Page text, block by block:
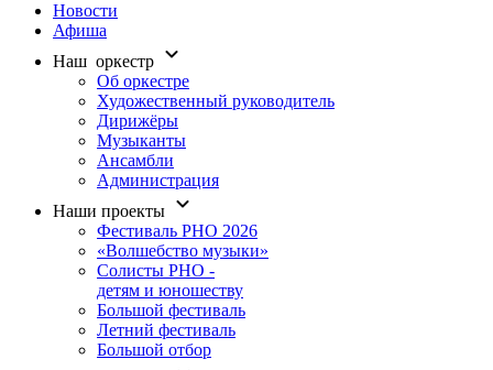
Новости
Афиша
Наш оркестр
Об оркестре
Художественный руководитель
Дирижёры
Музыканты
Ансамбли
Администрация
Наши проекты
Фестиваль РНО 2026
«Волшебство музыки»
Солисты РНО -
детям и юношеству
Большой фестиваль
Летний фестиваль
Большой отбор